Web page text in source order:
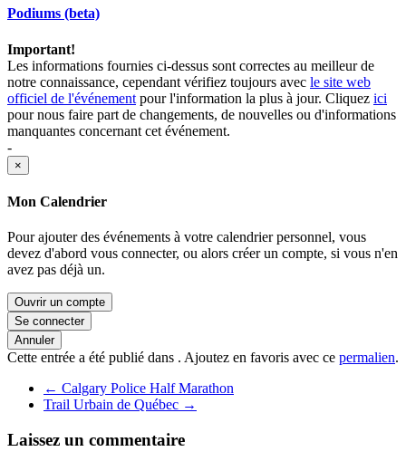
Podiums (beta)
Important!
Les informations fournies ci-dessus sont correctes au meilleur de
notre connaissance, cependant vérifiez toujours avec le site web
officiel de l'événement pour l'information la plus à jour. Cliquez ici
pour nous faire part de changements, de nouvelles ou d'informations
manquantes concernant cet événement.
-
×
Mon Calendrier
Pour ajouter des événements à votre calendrier personnel, vous
devez d'abord vous connecter, ou alors créer un compte, si vous n'en
avez pas déjà un.
Ouvrir un compte
Se connecter
Annuler
Cette entrée a été publié dans . Ajoutez en favoris avec ce permalien.
Navigation
pour
les
← Calgary Police Half Marathon
Trail Urbain de Québec →
Laissez un commentaire